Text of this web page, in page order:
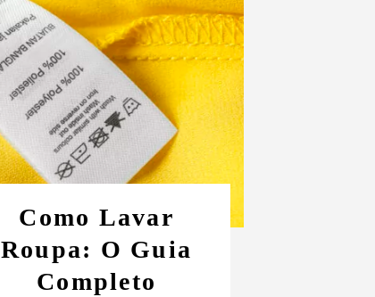
Como Lavar
Roupa: O Guia
Completo